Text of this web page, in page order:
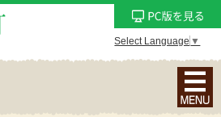
Select Language ▼
ナ
ビ